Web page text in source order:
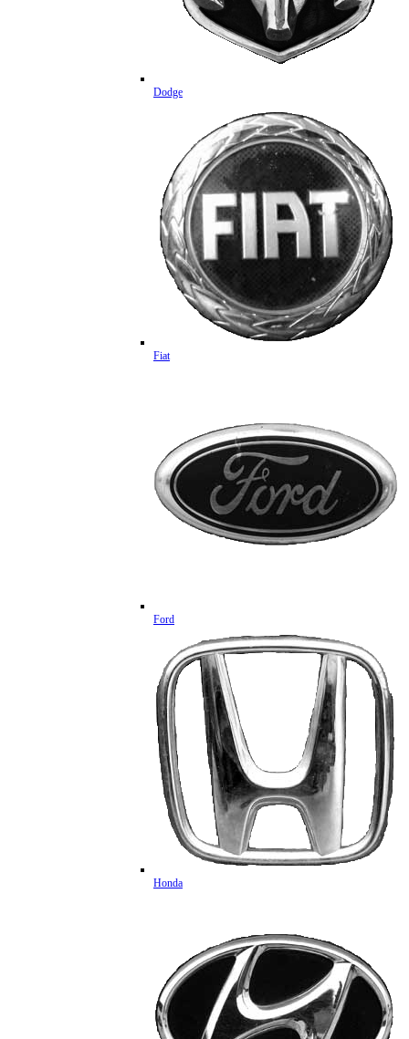
Dodge
Fiat
Ford
Honda